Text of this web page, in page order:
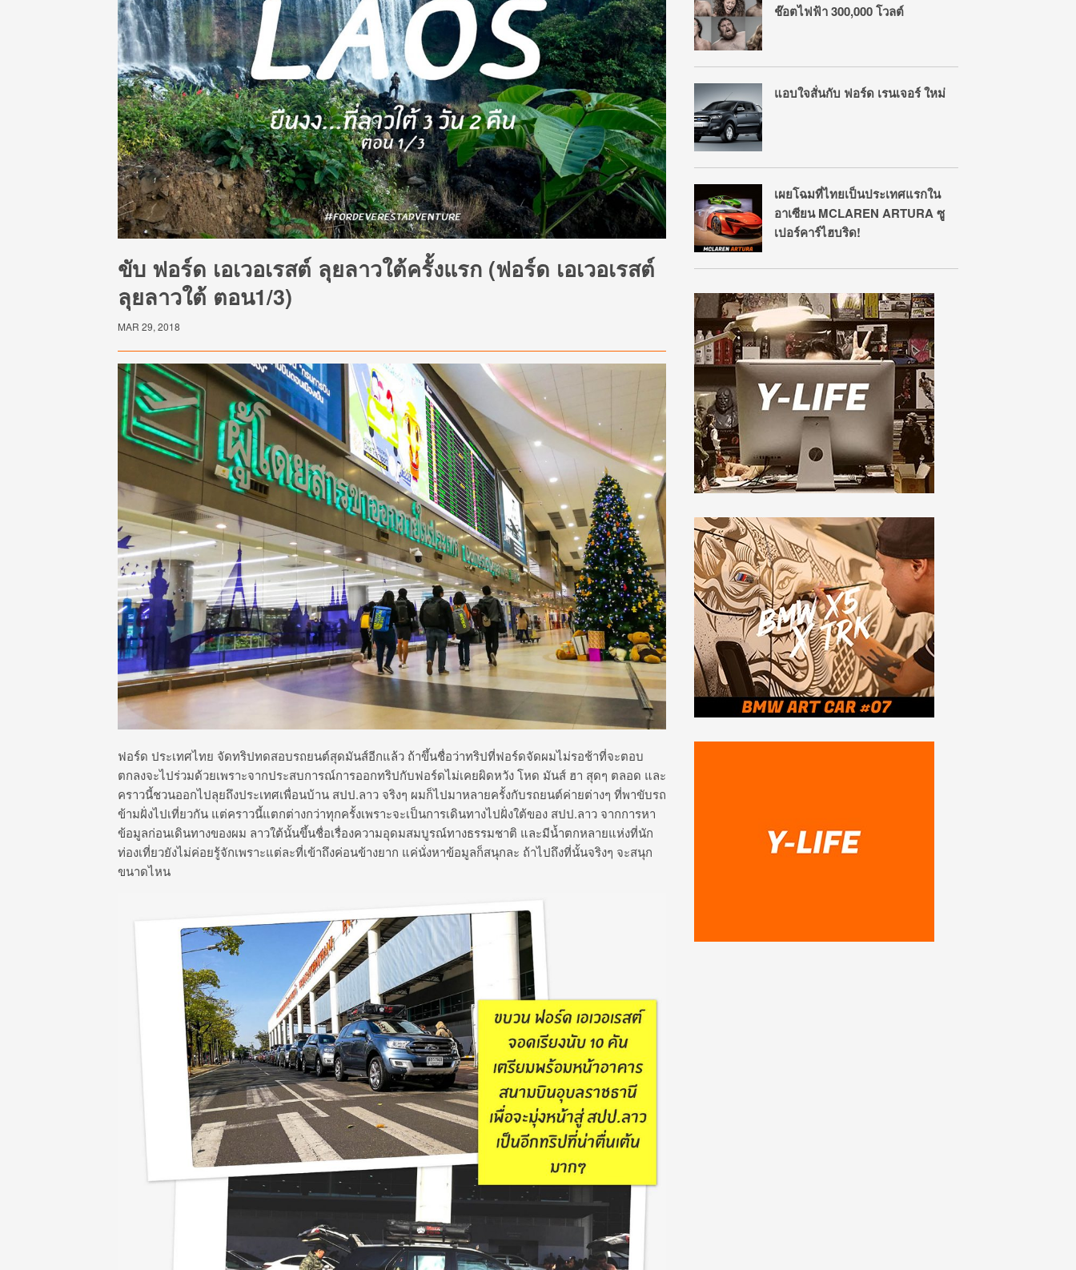
ขับ ฟอร์ด เอเวอเรสต์ ลุยลาวใต้ครั้งแรก (ฟอร์ด เอเวอเรสต์
ลุยลาวใต้ ตอน1/3)
MAR 29, 2018
ฟอร์ด ประเทศไทย จัดทริปทดสอบรถยนต์สุดมันส์อีกแล้ว ถ้าขึ้นชื่อว่าทริปที่ฟอร์ดจัดผมไม่รอช้าที่จะตอบ
ตกลงจะไปร่วมด้วยเพราะจากประสบการณ์การออกทริปกับฟอร์ดไม่เคยผิดหวัง โหด มันส์ ฮา สุดๆ ตลอด และ
คราวนี้ชวนออกไปลุยถึงประเทศเพื่อนบ้าน สปป.ลาว จริงๆ ผมก็ไปมาหลายครั้งกับรถยนต์ค่ายต่างๆ ที่พาขับรถ
ข้ามฝั่งไปเที่ยวกัน แต่คราวนี้แตกต่างกว่าทุกครั้งเพราะจะเป็นการเดินทางไปฝั่งใต้ของ สปป.ลาว จากการหา
ข้อมูลก่อนเดินทางของผม ลาวใต้นั้นขึ้นชื่อเรื่องความอุดมสมบูรณ์ทางธรรมชาติ และมีน้ำตกหลายแห่งที่นัก
ท่องเที่ยวยังไม่ค่อยรู้จักเพราะแต่ละที่เข้าถึงค่อนข้างยาก แค่นั่งหาข้อมูลก็สนุกละ ถ้าไปถึงที่นั้นจริงๆ จะสนุก
ขนาดไหน
ช๊อตไฟฟ้า 300,000 โวลต์
แอบใจสั่นกับ ฟอร์ด เรนเจอร์ ใหม่
เผยโฉมที่ไทยเป็นประเทศแรกใน
อาเซียน MCLAREN ARTURA ซู
เปอร์คาร์ไฮบริด!